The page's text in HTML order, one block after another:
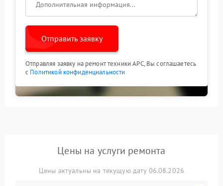
Отправить заявку
Отправляя заявку на ремонт техники APC, Вы соглашаетесь
с Политикой конфиденциальности
Цены на услуги ремонта
Цены актуальны на текущую дату 06.08.2026